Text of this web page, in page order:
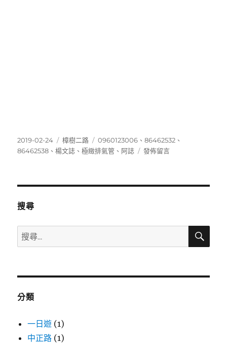
發
佈
2019-02-24
分
類
樟樹二路
標
籤
0960123006 、86462532 、
86462538 、楊文誌 、極緻排氣管 、 阿誌
在
發佈留言
搜尋
搜
尋
鍵
搜
分類
一日遊 (1)
中正路 (1)